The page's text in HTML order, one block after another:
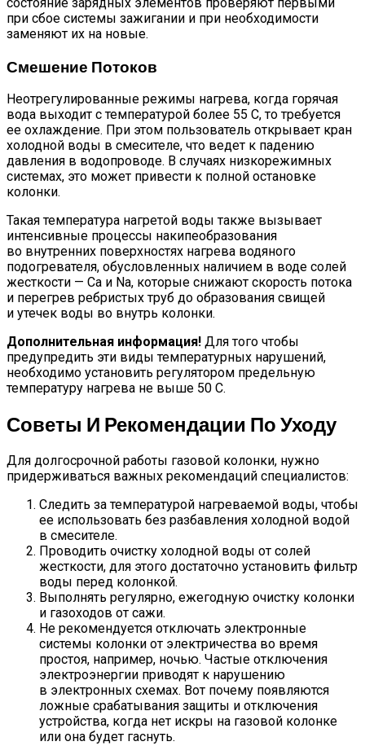
при сбое системы зажигании и при необходимости
заменяют их на новые.
Смешение Потоков
Неотрегулированные режимы нагрева, когда горячая
вода выходит с температурой более 55 С, то требуется
ее охлаждение. При этом пользователь открывает кран
холодной воды в смесителе, что ведет к падению
давления в водопроводе. В случаях низкорежимных
системах, это может привести к полной остановке
колонки.
Такая температура нагретой воды также вызывает
интенсивные процессы накипеобразования
во внутренних поверхностях нагрева водяного
подогревателя, обусловленных наличием в воде солей
жесткости — Ca и Na, которые снижают скорость потока
и перегрев ребристых труб до образования свищей
и утечек воды во внутрь колонки.
Дополнительная информация! Для того чтобы
предупредить эти виды температурных нарушений,
необходимо установить регулятором предельную
температуру нагрева не выше 50 С.
Советы И Рекомендации По Уходу
Для долгосрочной работы газовой колонки, нужно
придерживаться важных рекомендаций специалистов:
Следить за температурой нагреваемой воды, чтобы
ее использовать без разбавления холодной водой
в смесителе.
Проводить очистку холодной воды от солей
жесткости, для этого достаточно установить фильтр
воды перед колонкой.
Выполнять регулярно, ежегодную очистку колонки
и газоходов от сажи.
Не рекомендуется отключать электронные
системы колонки от электричества во время
простоя, например, ночью. Частые отключения
электроэнергии приводят к нарушению
в электронных схемах. Вот почему появляются
ложные срабатывания защиты и отключения
устройства, когда нет искры на газовой колонке
или она будет гаснуть.